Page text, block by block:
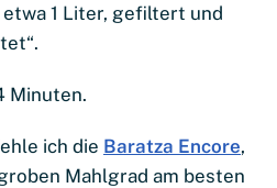
1 Liter, gefiltert und
Minuten.
ich die Baratza Encore,
Mahlgrad am besten